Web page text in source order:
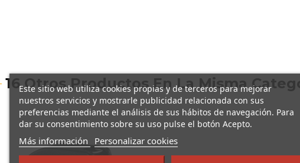
16 Otros Productos En La Misma
Este sitio web utiliza cookies propias y de terceros para mejorar
nuestros servicios y mostrarle publicidad relacionada con sus
preferencias mediante el análisis de sus hábitos de navegación. Para
dar su consentimiento sobre su uso pulse el botón Acepto.
Más información
sobre
los
Personalizar cookies